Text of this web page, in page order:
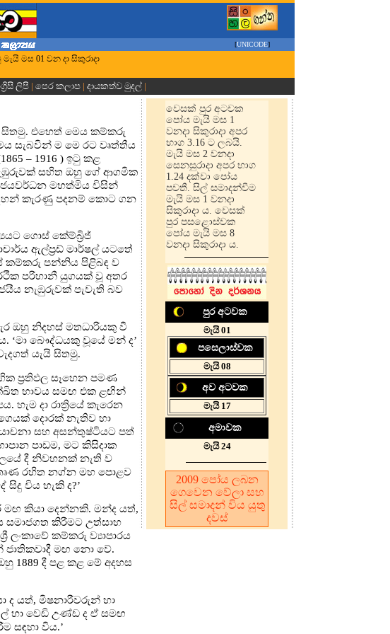
[UNICODE]
මස 01 වන දා සිකුරාදා
ලිපි | පෙර කලාප | දායකත්ව මුදල් |
සිතමු. එහෙත් මෙය කම්කරු
සැබවින් ම මෙ රට වෘත්තීය
– 1916 ) ඉටු කළ
සහිත ඔහු ගේ ආගමික
ජයවර්ධන මහත්මිය විසින්
කැරණු පදනම් කොට ගන
ගොස් කේම්බ්‍රිජ්
ඇල්ප්‍රඩ් මාර්ෂල් යටතේ
කම්කරු පන්නිය පිළිබඳ ව
පරිහානී යුගයක් වූ අතර
නැඹුරුවක් පැවැති බව
ඔහු නිදහස් මතධාරියකු වී
‘මා බෞද්ධයකු වූයේ මන් ද’
යැයි සිතමු.
ප්‍රතිඵල සෑහෙන පමණ
භාවය සමඟ එක ළඟින්
දා රාත්‍රියේ කැරෙන
දොරක් නැතිව හා
සහ අසන්තුෂ්ටියට පත්
පාඩම, මට කිසිදාක
දී නිවහනක් නැති ව
රහිත නග්න මහ පොළව
විය හැකි ද?’
මඟ කියා දෙන්නකි. මන්ද යත්,
සමාජගත කිරීමට උත්සාහ
ලංකාවේ කම්කරු ව්‍යාපාරය
ජාතිකවාදී මඟ නො වේ.
1889 දී පළ කළ මේ අදහස
ද යත්, මිෂනාරීවරුන් හා
හා වෙඩි උණ්ඩ ද ඒ සමඟ
සඳහා විය.’
වෙසක් පුර අටවක
පෝය මැයි මස 1
වනදා සිකුරාදා අපර
භාග 3.16 ට ලබයි.
මැයි මස 2 වනදා
සෙනසුරාදා අපර භාග
1.24 දක්වා පෝය
පවතී. සිල් සමාදන්වීම
මැයි මස 1 වනදා
සිකුරාදා ය. වෙසක්
පුර පසළොස්වක
පෝය මැයි මස 8
වනදා සිකුරාදා ය.
පුර අටවක
මැයි 01
පසෙලාස්වක
මැයි 08
අව අටවක
මැයි 17
අමාවක
මැයි 24
2009 පෝය ලබන
ගෙවෙන වේලා සහ
සිල් සමාදන් විය යුතු
දවස